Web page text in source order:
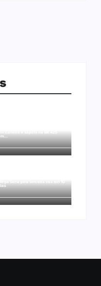
em carteira e sapato na BR 425